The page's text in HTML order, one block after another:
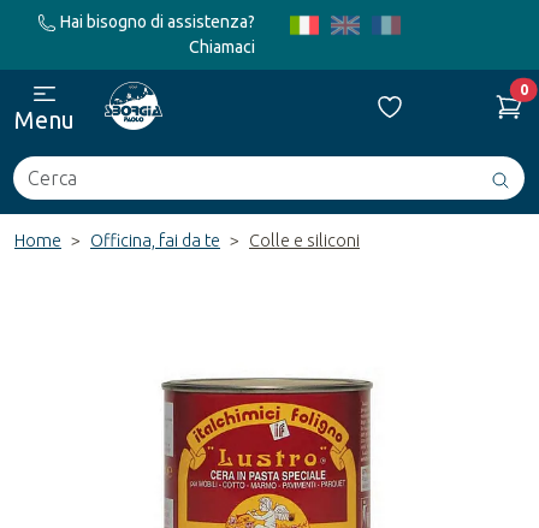
Hai bisogno di assistenza?
Chiamaci
Cerca
0
Menu
Home Officina, fai da te Colle e siliconi